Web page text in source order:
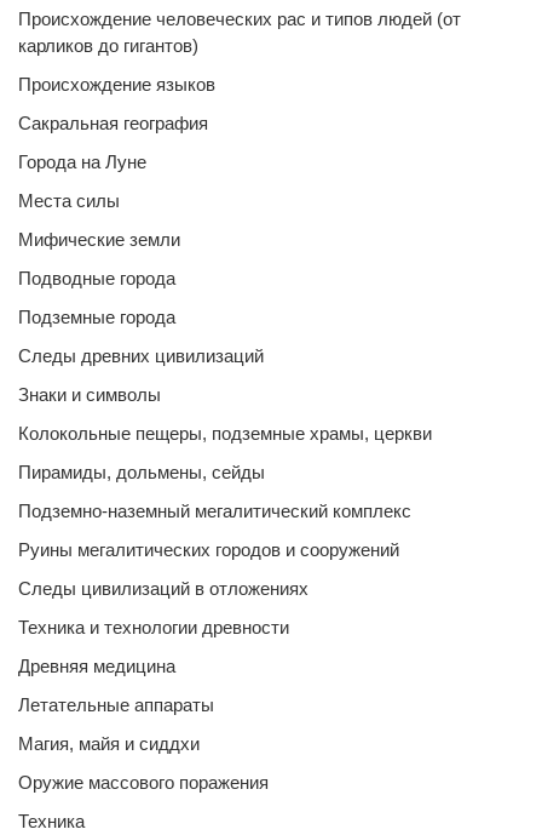
Происхождение человеческих рас и типов людей (от
карликов до гигантов)
Происхождение языков
Сакральная география
Города на Луне
Места силы
Мифические земли
Подводные города
Подземные города
Следы древних цивилизаций
Знаки и символы
Колокольные пещеры, подземные храмы, церкви
Пирамиды, дольмены, сейды
Подземно-наземный мегалитический комплекс
Руины мегалитических городов и сооружений
Следы цивилизаций в отложениях
Техника и технологии древности
Древняя медицина
Летательные аппараты
Магия, майя и сиддхи
Оружие массового поражения
Техника